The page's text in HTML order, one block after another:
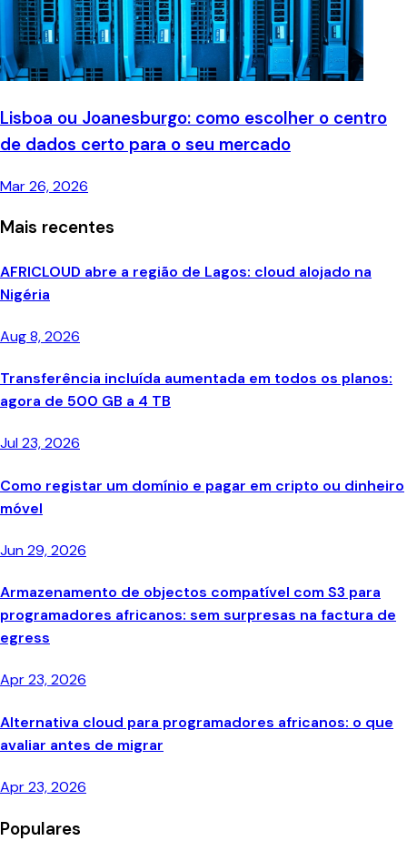
Lisboa ou Joanesburgo: como escolher o centro
de dados certo para o seu mercado
Mar 26, 2026
Mais recentes
AFRICLOUD abre a região de Lagos: cloud alojado na
Nigéria
Aug 8, 2026
Transferência incluída aumentada em todos os planos:
agora de 500 GB a 4 TB
Jul 23, 2026
Como registar um domínio e pagar em cripto ou dinheiro
móvel
Jun 29, 2026
Armazenamento de objectos compatível com S3 para
programadores africanos: sem surpresas na factura de
egress
Apr 23, 2026
Alternativa cloud para programadores africanos: o que
avaliar antes de migrar
Apr 23, 2026
Populares